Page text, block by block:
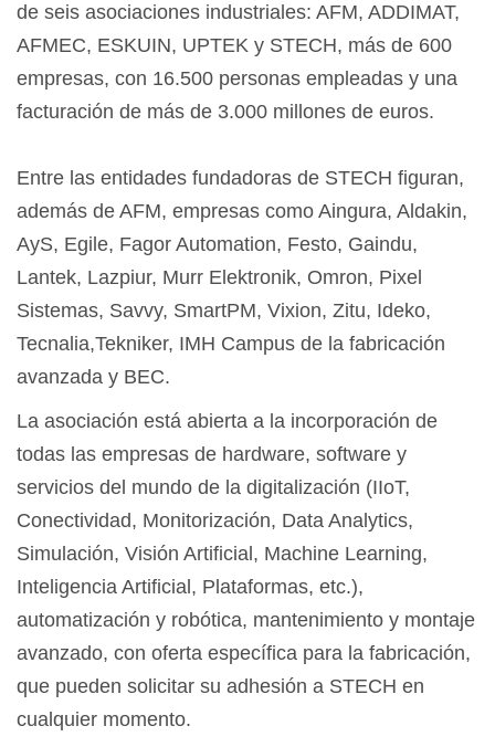
de seis asociaciones industriales: AFM, ADDIMAT,
AFMEC, ESKUIN, UPTEK y STECH, más de 600
empresas, con 16.500 personas empleadas y una
facturación de más de 3.000 millones de euros.
Entre las entidades fundadoras de STECH figuran,
además de AFM, empresas como Aingura, Aldakin,
AyS, Egile, Fagor Automation, Festo, Gaindu,
Lantek, Lazpiur, Murr Elektronik, Omron, Pixel
Sistemas, Savvy, SmartPM, Vixion, Zitu, Ideko,
Tecnalia,Tekniker, IMH Campus de la fabricación
avanzada y BEC.
La asociación está abierta a la incorporación de
todas las empresas de hardware, software y
servicios del mundo de la digitalización (IIoT,
Conectividad, Monitorización, Data Analytics,
Simulación, Visión Artificial, Machine Learning,
Inteligencia Artificial, Plataformas, etc.),
automatización y robótica, mantenimiento y montaje
avanzado, con oferta específica para la fabricación,
que pueden solicitar su adhesión a STECH en
cualquier momento.